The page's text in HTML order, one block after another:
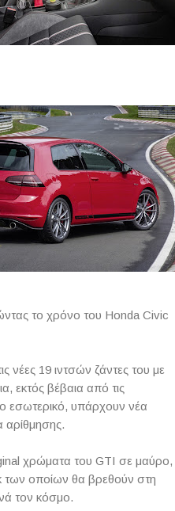
το χρόνο του Honda Civic
νέες 19 ιντσών ζάντες του με
εκτός βέβαια από τις
εσωτερικό, υπάρχουν νέα
αρίθμησης.
χρώματα του GTI σε μαύρο,
των οποίων θα βρεθούν στη
τον κόσμο.